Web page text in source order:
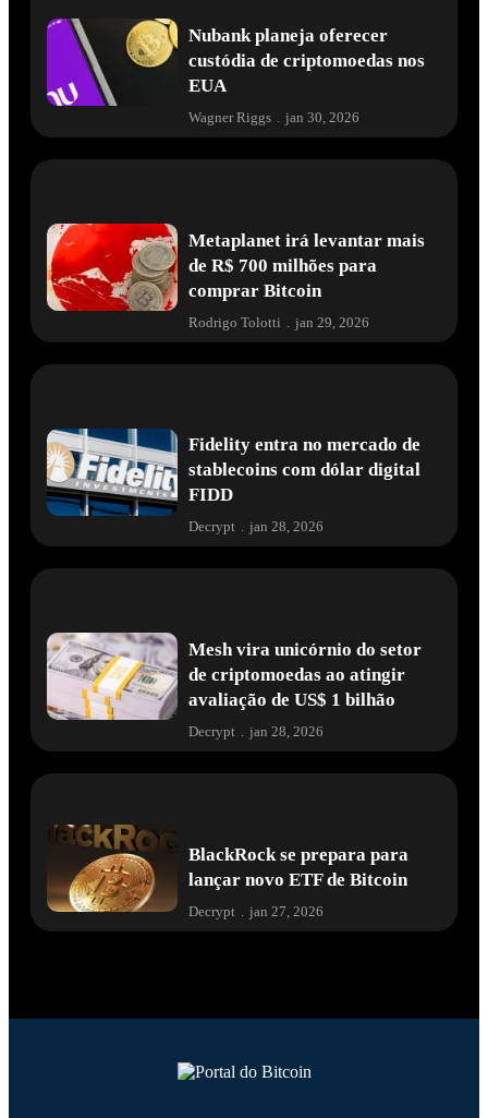
Nubank planeja oferecer
custódia de criptomoedas nos
EUA
Wagner Riggs . jan 30, 2026
Metaplanet irá levantar mais
de R$ 700 milhões para
comprar Bitcoin
Rodrigo Tolotti jan 29, 2026
Fidelity entra no mercado de
stablecoins com dólar digital
FIDD
Decrypt . jan 28, 2026
Mesh vira unicórnio do setor
de criptomoedas ao atingir
avaliação de US$ 1 bilhão
Decrypt . jan 28, 2026
BlackRock se prepara para
lançar novo ETF de Bitcoin
Decrypt jan 27, 2026